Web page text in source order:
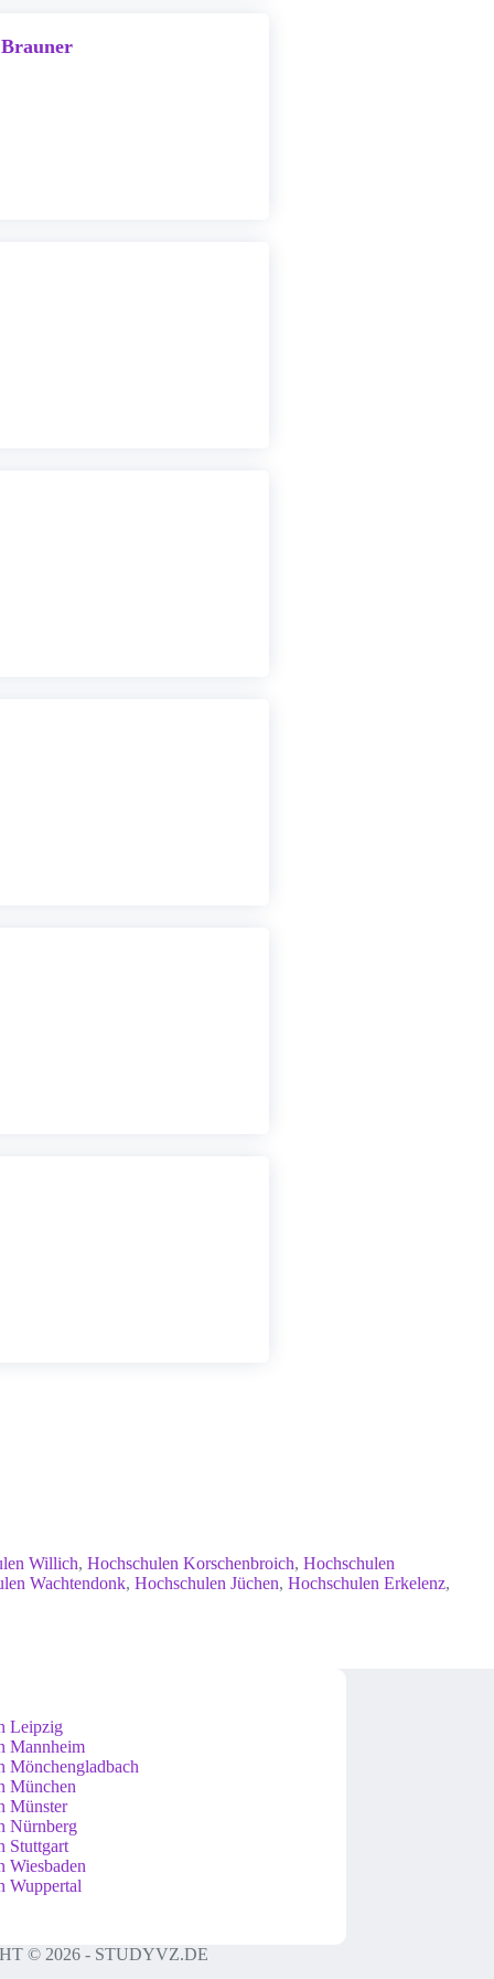
Willich, Hochschulen Korschenbroich, Hochschulen
Wachtendonk, Hochschulen Jüchen, Hochschulen Erkelenz,
Leipzig
Mannheim
Mönchengladbach
München
Münster
Nürnberg
Stuttgart
Wiesbaden
Wuppertal
© 2026 - STUDYVZ.DE